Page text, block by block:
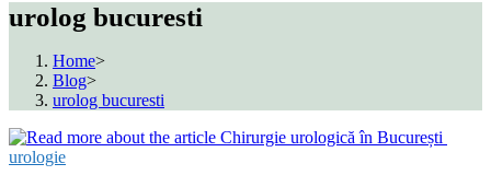
urolog bucuresti
Home>
Blog>
urolog bucuresti
urologie